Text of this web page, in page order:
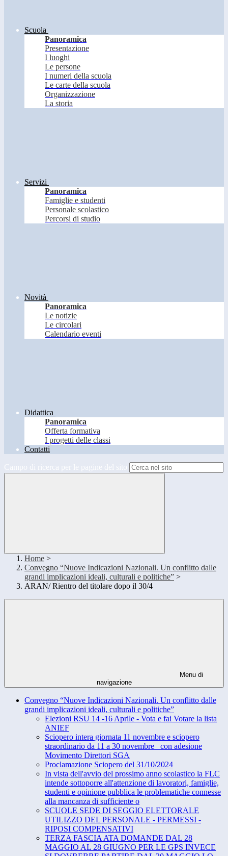
Scuola
Panoramica
Presentazione
I luoghi
Le persone
I numeri della scuola
Le carte della scuola
Organizzazione
La storia
Servizi
Panoramica
Famiglie e studenti
Personale scolastico
Percorsi di studio
Novità
Panoramica
Le notizie
Le circolari
Calendario eventi
Didattica
Panoramica
Offerta formativa
I progetti delle classi
Contatti
Campo di ricerca per le pagine del sito
Home >
Convegno “Nuove Indicazioni Nazionali. Un conflitto dalle
grandi implicazioni ideali, culturali e politiche” >
ARAN/ Rientro del titolare dopo il 30/4
Menu di
navigazione
Convegno “Nuove Indicazioni Nazionali. Un conflitto dalle
grandi implicazioni ideali, culturali e politiche”
Elezioni RSU 14 -16 Aprile - Vota e fai Votare la lista
ANIEF
Sciopero intera giornata 11 novembre e sciopero
straordinario da 11 a 30 novembre_ con adesione
Movimento Direttori SGA
Proclamazione Sciopero del 31/10/2024
In vista dell'avvio del prossimo anno scolastico la FLC
intende sottoporre all'attenzione di lavoratori, famiglie,
studenti e opinione pubblica le problematiche connesse
alla mancanza di sufficiente o
SCUOLE SEDE DI SEGGIO ELETTORALE
UTILIZZO DEL PERSONALE - PERMESSI -
RIPOSI COMPENSATIVI
TERZA FASCIA ATA DOMANDE DAL 28
MAGGIO AL 28 GIUGNO PER LE GPS INVECE